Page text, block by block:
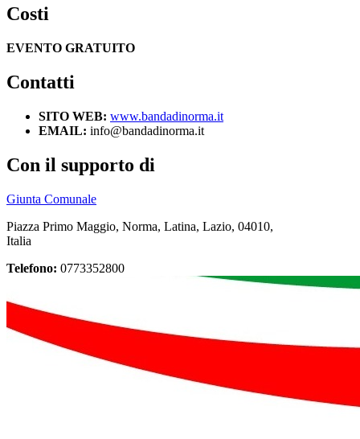
Costi
EVENTO GRATUITO
Contatti
SITO WEB: www.bandadinorma.it
EMAIL: info@bandadinorma.it
Con il supporto di
Giunta Comunale
Piazza Primo Maggio, Norma, Latina, Lazio, 04010,
Italia
Telefono: 0773352800